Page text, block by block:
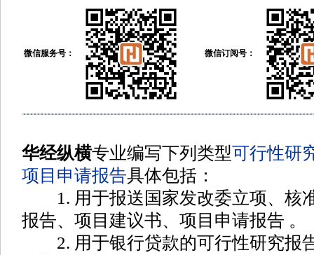
微信服务号： 微信订阅号：
华经纵横专业编写下列类型可行性研
项目申请报告具体包括 ：
1. 用于报送国家发改委立项、核
报告、项目建议书、项目申请报告 。
2. 用于银行贷款的可行性研究报